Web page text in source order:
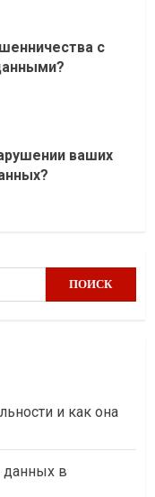
с
ваших
и как она
данных в